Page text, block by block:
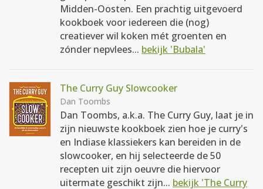
Midden-Oosten. Een prachtig uitgevoerd
kookboek voor iedereen die (nog)
creatiever wil koken mét groenten en
zónder nepvlees... bekijk 'Bubala'
The Curry Guy Slowcooker
Dan Toombs
Dan Toombs, a.k.a. The Curry Guy, laat je in
zijn nieuwste kookboek zien hoe je curry's
en Indiase klassiekers kan bereiden in de
slowcooker, en hij selecteerde de 50
recepten uit zijn oeuvre die hiervoor
uitermate geschikt zijn... bekijk 'The Curry